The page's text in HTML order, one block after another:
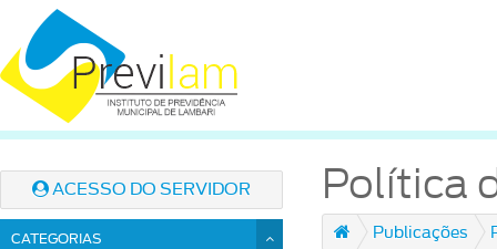
ACESSO DO SERVIDOR
CATEGORIAS
Política
Publicações